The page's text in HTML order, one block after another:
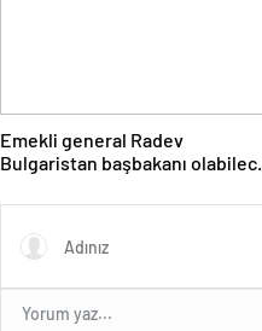
Emekli general Radev
Bulgaristan başbakanı